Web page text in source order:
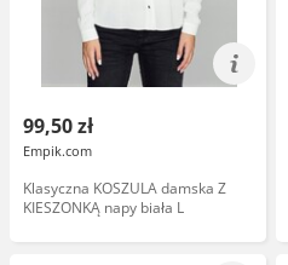
99,50 zł
Empik.com
Klasyczna KOSZULA damska Z
KIESZONKĄ napy biała L